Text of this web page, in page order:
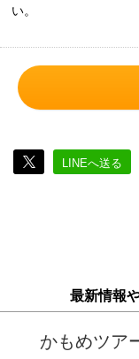
い。
LINEへ送る
最新情報
かもめツ